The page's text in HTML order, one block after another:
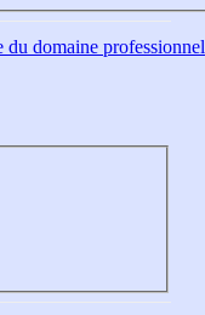
domaine professionnel